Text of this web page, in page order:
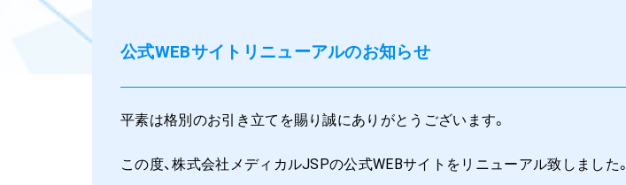
公式WEBサイトリニューアルのお知らせ
平素は格別のお引き立てを賜り誠にありがとうございます。
この度、株式会社メディカルJSPの公式WEBサイトをリニューアル致しました。